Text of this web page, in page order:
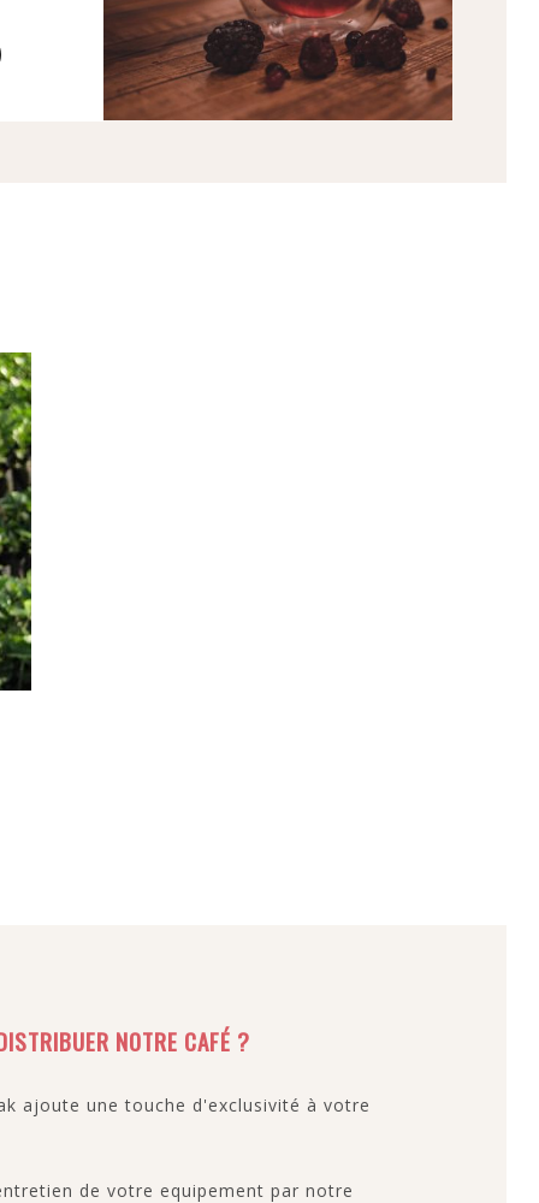
NOTRE CAFÉ ?
ajoute une touche d'exclusivité à votre
de votre equipement par notre